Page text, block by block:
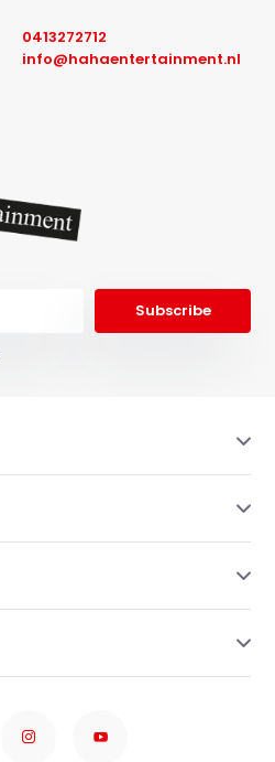
0413272712
info@hahaentertainment.nl
Subscribe